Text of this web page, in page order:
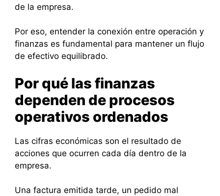
de la empresa.
Por eso, entender la conexión entre operación y
finanzas es fundamental para mantener un flujo
de efectivo equilibrado.
Por qué las finanzas
dependen de procesos
operativos ordenados
Las cifras económicas son el resultado de
acciones que ocurren cada día dentro de la
empresa.
Una factura emitida tarde, un pedido mal